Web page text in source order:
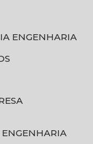
ENGENHARIA
ENGENHARIA